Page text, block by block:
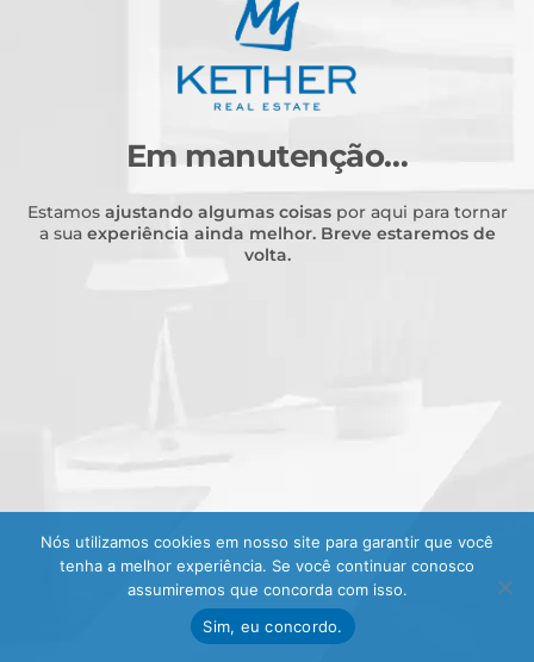
Em manutenção…
Estamos ajustando algumas coisaspor aqui para tornar
a sua experiência ainda melhor. Breve estaremos de
volta.
Nós utilizamos cookies em nosso site para garantir que você
tenha a melhor experiência. Se você continuar conosco
assumiremos que concorda com isso.
Sim, eu concordo.